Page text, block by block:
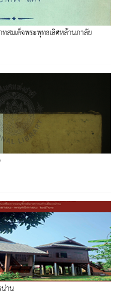
สมเด็จพระพุทธเลิศหล้านภาลัย
าน